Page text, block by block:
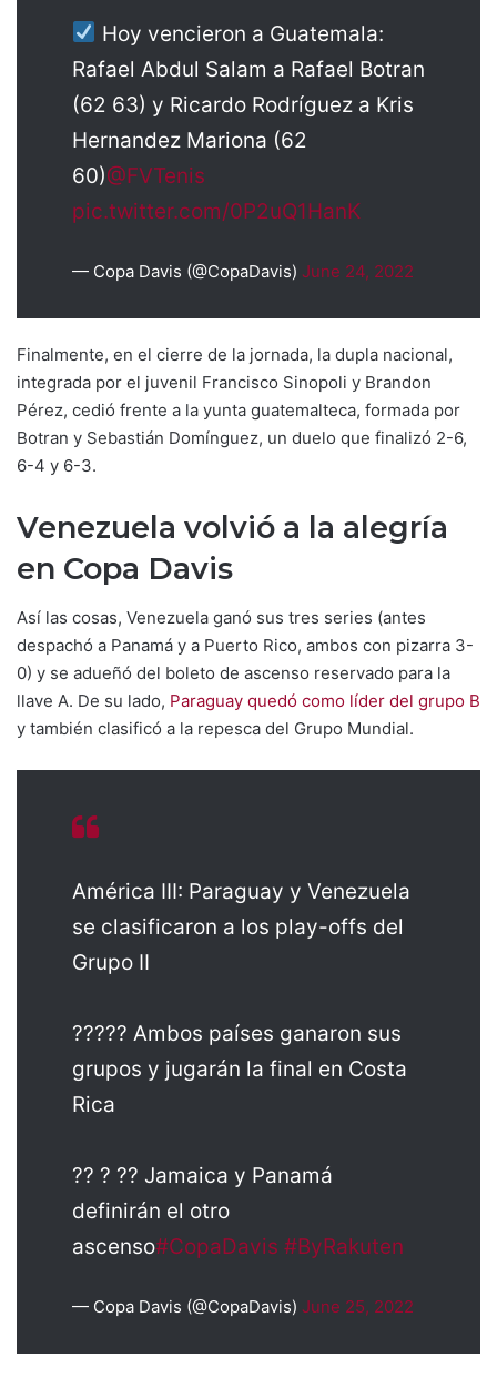
Hoy vencieron a Guatemala:
Rafael Abdul Salam a Rafael Botran
(62 63) y Ricardo Rodríguez a Kris
Hernandez Mariona (62
60)@FVTenis
pic.twitter.com/0P2uQ1HanK
— Copa Davis (@CopaDavis) June 24, 2022
Finalmente, en el cierre de la jornada, la dupla nacional,
integrada por el juvenil Francisco Sinopoli y Brandon
Pérez, cedió frente a la yunta guatemalteca, formada por
Botran y Sebastián Domínguez, un duelo que finalizó 2-6,
6-4 y 6-3.
Venezuela volvió a la alegría
en Copa Davis
Así las cosas, Venezuela ganó sus tres series (antes
despachó a Panamá y a Puerto Rico, ambos con pizarra 3-
0) y se adueñó del boleto de ascenso reservado para la
llave A. De su lado, Paraguay quedó como líder del grupo B
y también clasificó a la repesca del Grupo Mundial.
América III: Paraguay y Venezuela
se clasificaron a los play-offs del
Grupo II
????? Ambos países ganaron sus
grupos y jugarán la final en Costa
Rica
?? ? ?? Jamaica y Panamá
definirán el otro
ascenso#CopaDavis #ByRakuten
— Copa Davis (@CopaDavis) June 25, 2022